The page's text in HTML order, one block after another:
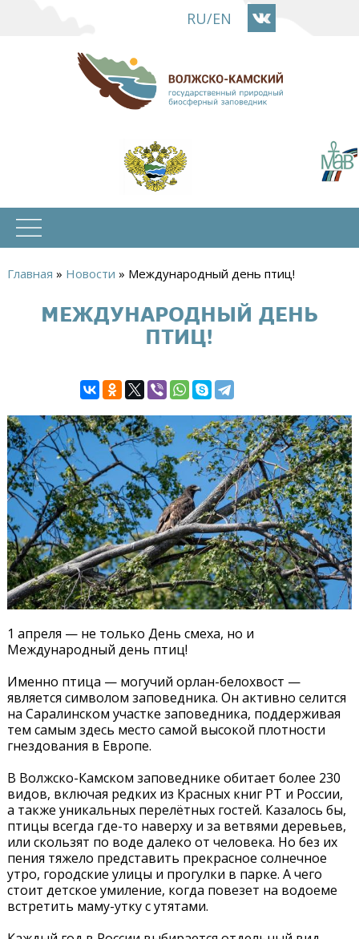
основному
содержанию
RU/EN
здесь
Главная » Новости » Международный день птиц!
МЕЖДУНАРОДНЫЙ ДЕНЬ
ПТИЦ!
1 апреля — не только День смеха, но и
Международный день птиц!
Именно птица — могучий орлан-белохвост —
является символом заповедника. Он активно селится
на Саралинском участке заповедника, поддерживая
тем самым здесь место самой высокой плотности
гнездования в Европе.
В Волжско-Камском заповеднике обитает более 230
видов, включая редких из Красных книг РТ и России,
а также уникальных перелётных гостей. Казалось бы,
птицы всегда где-то наверху и за ветвями деревьев,
или скользят по воде далеко от человека. Но без их
пения тяжело представить прекрасное солнечное
утро, городские улицы и прогулки в парке. А чего
стоит детское умиление, когда повезет на водоеме
встретить маму-утку с утятами.